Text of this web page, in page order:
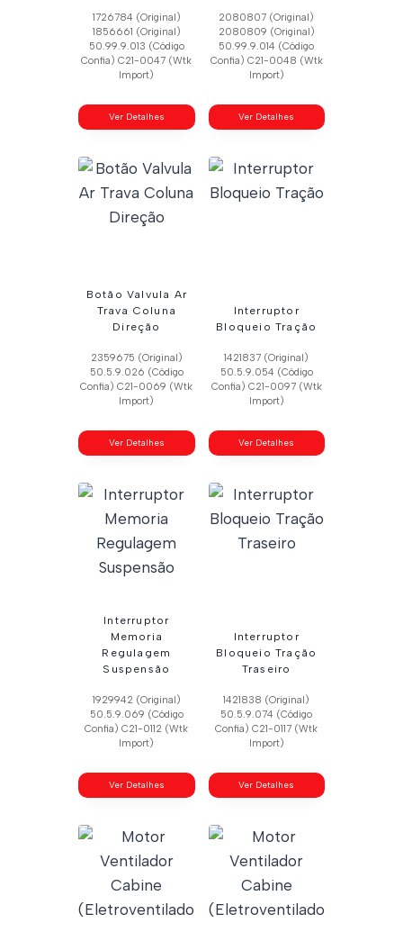
1726784 (Original)
1856661 (Original)
50.99.9.013 (Código
Confia) C21-0047 (Wtk
Import)
Ver Detalhes
2080807 (Original)
2080809 (Original)
50.99.9.014 (Código
Confia) C21-0048 (Wtk
Import)
Ver Detalhes
Botão Valvula Ar
Trava Coluna
Direção
2359675 (Original)
50.5.9.026 (Código
Confia) C21-0069 (Wtk
Import)
Ver Detalhes
Interruptor
Bloqueio Tração
1421837 (Original)
50.5.9.054 (Código
Confia) C21-0097 (Wtk
Import)
Ver Detalhes
Interruptor
Memoria
Regulagem
Suspensão
1929942 (Original)
50.5.9.069 (Código
Confia) C21-0112 (Wtk
Import)
Ver Detalhes
Interruptor
Bloqueio Tração
Traseiro
1421838 (Original)
50.5.9.074 (Código
Confia) C21-0117 (Wtk
Import)
Ver Detalhes